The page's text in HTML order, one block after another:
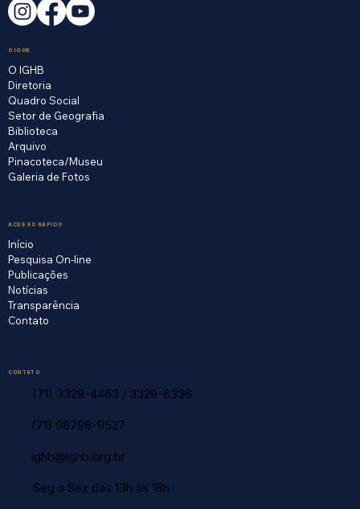
O IGHB
O IGHB
Diretoria
Quadro Social
Setor de Geografia
Biblioteca
Arquivo
Pinacoteca/Museu
Galeria de Fotos
ACESSO RÁPIDO
Início
Pesquisa On-line
Publicações
Notícias
Transparência
Contato
CONTATO
(71) 3329-4463 / 3329-6336
(71) 98798-9527
ighb@ighb.org.br
Seg a Sex das 13h às 18h